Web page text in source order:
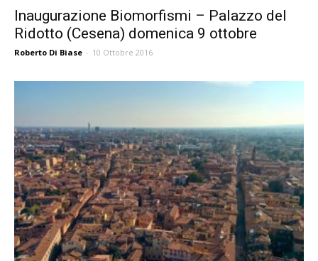
Inaugurazione Biomorfismi – Palazzo del
Ridotto (Cesena) domenica 9 ottobre
Roberto Di Biase - 10 Ottobre 2016